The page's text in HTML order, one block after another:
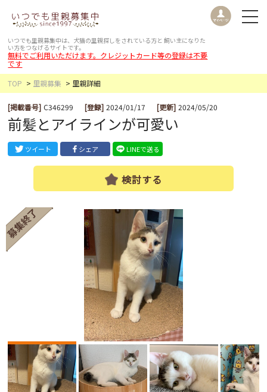
いつでも里親募集中は、犬猫の里親探しをされている方と 飼い主になりた
い方をつなげるサイトです。
無料でご利用いただけます。クレジットカード等の登録は不要
です
TOP
里親募集 里親詳細
[掲載番号] C346299 [登録] 2024/01/17 [更新] 2024/05/20
前髪とアイラインが可愛い
ツイート シェア LINEで送る
検討する